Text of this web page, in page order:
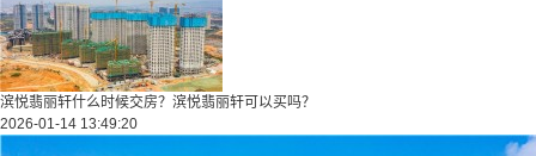
滨悦翡丽轩什么时候交房？滨悦翡丽轩可以买吗？
2026-01-14 13:49:20